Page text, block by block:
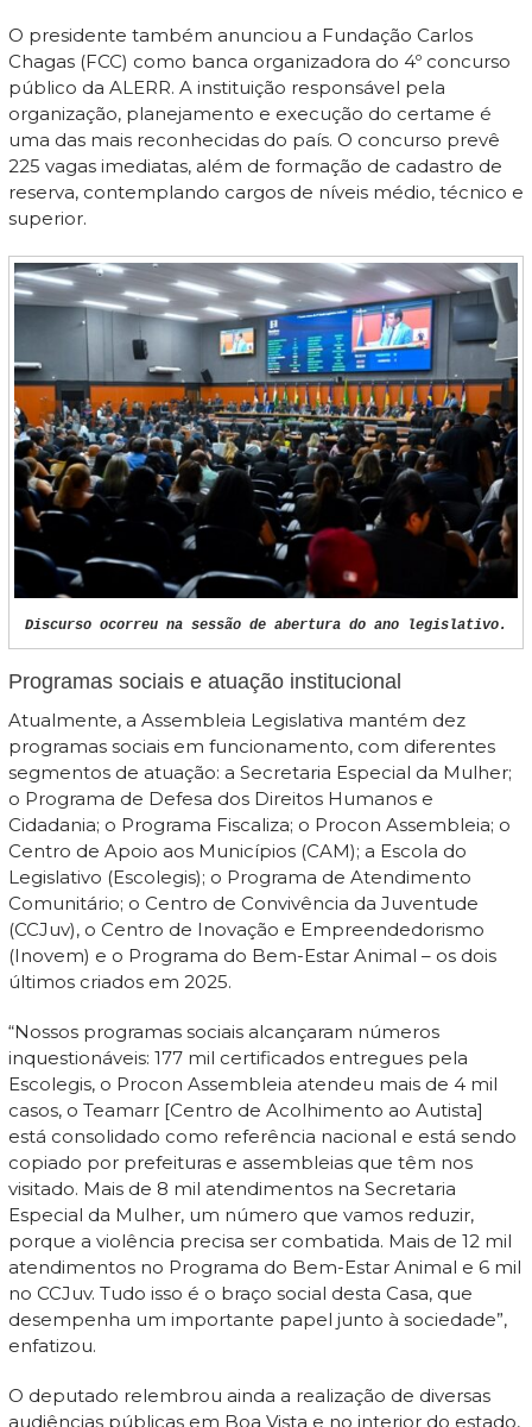
O presidente também anunciou a Fundação Carlos
Chagas (FCC) como banca organizadora do 4º concurso
público da ALERR. A instituição responsável pela
organização, planejamento e execução do certame é
uma das mais reconhecidas do país. O concurso prevê
225 vagas imediatas, além de formação de cadastro de
reserva, contemplando cargos de níveis médio, técnico e
superior.
Discurso ocorreu na sessão de abertura do ano legislativo.
Programas sociais e atuação institucional
Atualmente, a Assembleia Legislativa mantém dez
programas sociais em funcionamento, com diferentes
segmentos de atuação: a Secretaria Especial da Mulher;
o Programa de Defesa dos Direitos Humanos e
Cidadania; o Programa Fiscaliza; o Procon Assembleia; o
Centro de Apoio aos Municípios (CAM); a Escola do
Legislativo (Escolegis); o Programa de Atendimento
Comunitário; o Centro de Convivência da Juventude
(CCJuv), o Centro de Inovação e Empreendedorismo
(Inovem) e o Programa do Bem-Estar Animal – os dois
últimos criados em 2025.
“Nossos programas sociais alcançaram números
inquestionáveis: 177 mil certificados entregues pela
Escolegis, o Procon Assembleia atendeu mais de 4 mil
casos, o Teamarr [Centro de Acolhimento ao Autista]
está consolidado como referência nacional e está sendo
copiado por prefeituras e assembleias que têm nos
visitado. Mais de 8 mil atendimentos na Secretaria
Especial da Mulher, um número que vamos reduzir,
porque a violência precisa ser combatida. Mais de 12 mil
atendimentos no Programa do Bem-Estar Animal e 6 mil
no CCJuv. Tudo isso é o braço social desta Casa, que
desempenha um importante papel junto à sociedade”,
enfatizou.
O deputado relembrou ainda a realização de diversas
audiências públicas em Boa Vista e no interior do estado,